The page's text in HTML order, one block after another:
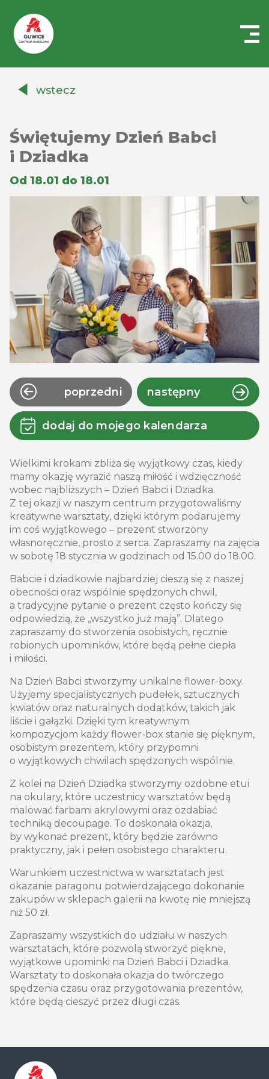
Auchanwstecz
Świętujemy Dzień Babci
i Dziadka
Od 18.01 do 18.01
poprzedni następny
dodaj do mojego kalendarza
Wielkimi krokami zbliża się wyjątkowy czas, kiedy
mamy okazję wyrazić naszą miłość i wdzięczność
wobec najbliższych – Dzień Babci i Dziadka.
Z tej okazji w naszym centrum przygotowaliśmy
kreatywne warsztaty, dzięki którym podarujemy
im coś wyjątkowego – prezent stworzony
własnoręcznie, prosto z serca. Zapraszamy na zajęcia
w sobotę 18 stycznia w godzinach od 15.00 do 18.00.
Babcie i dziadkowie najbardziej cieszą się z naszej
obecności oraz wspólnie spędzonych chwil,
a tradycyjne pytanie o prezent często kończy się
odpowiedzią, że „wszystko już mają”. Dlatego
zapraszamy do stworzenia osobistych, ręcznie
robionych upominków, które będą pełne ciepła
i miłości.
Na Dzień Babci stworzymy unikalne flower-boxy.
Użyjemy specjalistycznych pudełek, sztucznych
kwiatów oraz naturalnych dodatków, takich jak
liście i gałązki. Dzięki tym kreatywnym
kompozycjom każdy flower-box stanie się pięknym,
osobistym prezentem, który przypomni
o wyjątkowych chwilach spędzonych wspólnie.
Z kolei na Dzień Dziadka stworzymy ozdobne etui
na okulary, które uczestnicy warsztatów będą
malować farbami akrylowymi oraz ozdabiać
techniką decoupage. To doskonała okazja,
by wykonać prezent, który będzie zarówno
praktyczny, jak i pełen osobistego charakteru.
Warunkiem uczestnictwa w warsztatach jest
okazanie paragonu potwierdzającego dokonanie
zakupów w sklepach galerii na kwotę nie mniejszą
niż 50 zł.
Zapraszamy wszystkich do udziału w naszych
warsztatach, które pozwolą stworzyć piękne,
wyjątkowe upominki na Dzień Babci i Dziadka.
Warsztaty to doskonała okazja do twórczego
spędzenia czasu oraz przygotowania prezentów,
które będą cieszyć przez długi czas.